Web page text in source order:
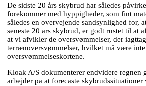
De sidste 20 års skybrud har således
forekommer med hyppigheder, som fint
således en overvejende sandsynlighed for,
seneste 20 års skybrud, er godt rustet til at
at vi afvikler de oversvømmelser, der
terrænoversvømmelser, hvilket må være
oversvømmelseskortene.
Kloak A/S dokumenterer endvidere regnen
arbejder på at forecaste